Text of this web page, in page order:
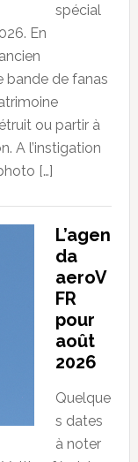
spécial
En
bande de fanas
ou partir à
A l’instigation
[…]
L’agen
da
aeroV
FR
pour
août
2026
Quelque
s dates
à noter